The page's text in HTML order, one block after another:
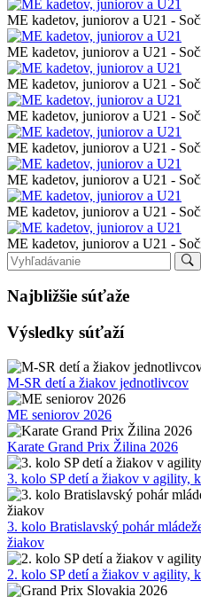
ME kadetov, juniorov a U21 -
ME kadetov, juniorov a U21 -
ME kadetov, juniorov a U21 -
ME kadetov, juniorov a U21 -
ME kadetov, juniorov a U21 -
ME kadetov, juniorov a U21 -
ME kadetov, juniorov a U21 -
ME kadetov, juniorov a U21 -
Najbližšie súťaže
Výsledky súťaží
M-SR detí a žiakov jednotlivcov
ME seniorov 2026
Karate Grand Prix Žilina 2026
3. kolo SP detí a žiakov v agility,
3. kolo Bratislavský pohár
žiakov
2. kolo SP detí a žiakov v agility,